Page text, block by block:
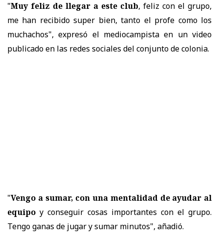
"Muy feliz de llegar a este club, feliz con el grupo,
me han recibido super bien, tanto el profe como los
muchachos", expresó el mediocampista en un video
publicado en las redes sociales del conjunto de colonia.
"Vengo a sumar, con una mentalidad de ayudar al
equipo y conseguir cosas importantes con el grupo.
Tengo ganas de jugar y sumar minutos", añadió.